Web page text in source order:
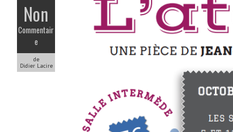
Non
Commentair
e
de
Didier Lacire